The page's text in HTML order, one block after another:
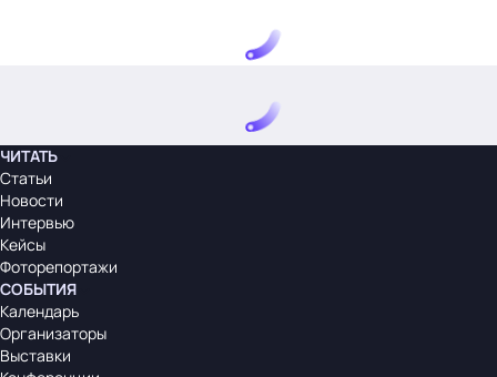
ЧИТАТЬ
Статьи
Новости
Интервью
Кейсы
Фоторепортажи
СОБЫТИЯ
Календарь
Организаторы
Выставки